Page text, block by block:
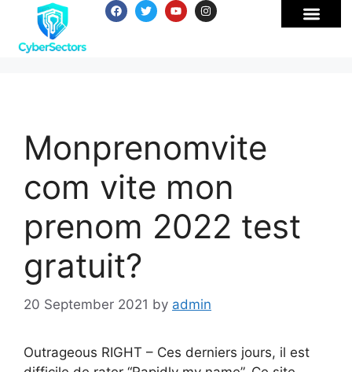
Monprenomvite
com vite mon
prenom 2022 test
gratuit?
20 September 2021 by admin
Outrageous RIGHT – Ces derniers jours, il est